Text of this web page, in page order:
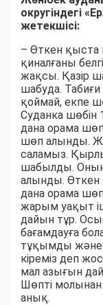
округіндегі
жетекшісі:
– Өткен қыста
қиналғаны
жақсы. Қазір
шабуда.
қоймай, екпе
Суданка шөбін
дана орама
шөп алынды.
саламыз.
шабылды. Оның
алынды.
дана орама
жарым уақыт
дайын тұр.
бағамдауға
тұқымды және
кіреміз деп
мал азығын
Шөпті
анық.